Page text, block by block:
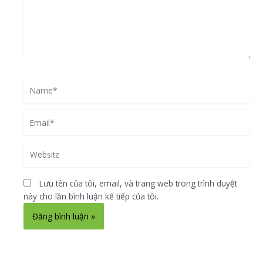
Lưu tên của tôi, email, và trang web trong trình duyệt
này cho lần bình luận kế tiếp của tôi.